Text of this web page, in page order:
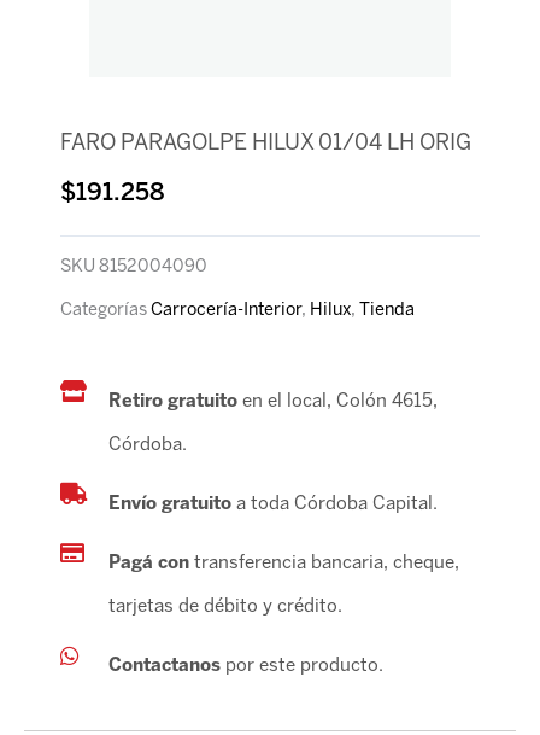
FARO PARAGOLPE HILUX 01/04 LH ORIG
$191.258
SKU 8152004090
Categorías Carrocería-Interior, Hilux, Tienda
Retiro gratuito en el local, Colón 4615,
Córdoba.
Envío gratuitoa toda Córdoba Capital.
Pagá contransferencia bancaria, cheque,
tarjetas de débito y crédito.
Contactanospor este producto.